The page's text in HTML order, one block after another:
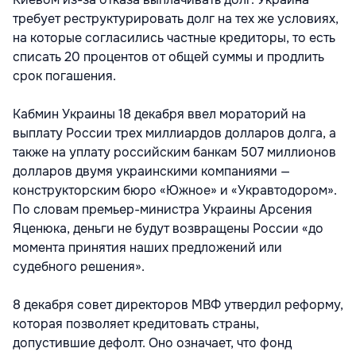
требует реструктурировать долг на тех же условиях,
на которые согласились частные кредиторы, то есть
списать 20 процентов от общей суммы и продлить
срок погашения.
Кабмин Украины 18 декабря ввел мораторий на
выплату России трех миллиардов долларов долга, а
также на уплату российским банкам 507 миллионов
долларов двумя украинскими компаниями —
конструкторским бюро «Южное» и «Укравтодором».
По словам премьер-министра Украины Арсения
Яценюка, деньги не будут возвращены России «до
момента принятия наших предложений или
судебного решения».
8 декабря совет директоров МВФ утвердил реформу,
которая позволяет кредитовать страны,
допустившие дефолт. Оно означает, что фонд